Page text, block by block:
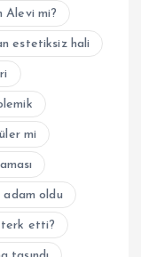
Alevi mi?
estetiksiz hali
mi
adam oldu
terk etti?